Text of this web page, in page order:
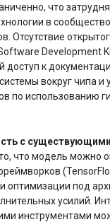
что
в
Отсутствие
Development
доступ к
вокруг чипа
по использованию
с
что модель можно
оптимизации под
усилий.
инструментами